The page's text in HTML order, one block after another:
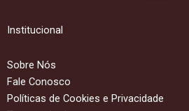
Institucional
Sobre Nós
Fale Conosco
Políticas de Cookies e Privacidade